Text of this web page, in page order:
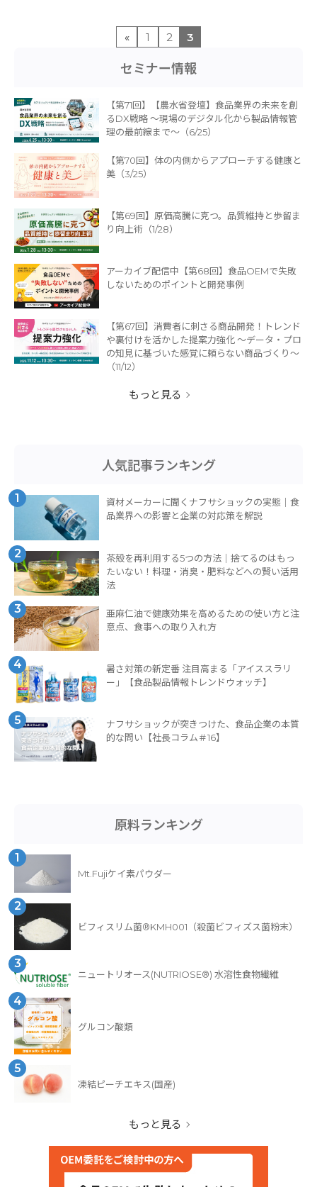
« 1 2 3
セミナー情報
【第71回】【農水省登壇】食品業界の未来を創
るDX戦略 〜現場のデジタル化から製品情報管
理の最前線まで〜（6/25）
【第70回】体の内側からアプローチする健康と
美（3/25）
【第69回】原価高騰に克つ。品質維持と歩留ま
り向上術（1/28）
アーカイブ配信中【第68回】食品OEMで失敗
しないためのポイントと開発事例
【第67回】消費者に刺さる商品開発！トレンド
や裏付けを活かした提案力強化 ～データ・プロ
の知見に基づいた感覚に頼らない商品づくり～
（11/12）
もっと見る
人気記事ランキング
1
資材メーカーに聞くナフサショックの実態｜食
品業界への影響と企業の対応策を解説
2
茶殻を再利用する5つの方法｜捨てるのはもっ
たいない！料理・消臭・肥料などへの賢い活用
法
3
亜麻仁油で健康効果を高めるための使い方と注
意点、食事への取り入れ方
4
暑さ対策の新定番 注目高まる「アイススラリ
ー」【食品製品情報トレンドウォッチ】
5
ナフサショックが突きつけた、食品企業の本質
的な問い【社長コラム＃16】
原料ランキング
1
Mt.Fujiケイ素パウダー
2
ビフィスリム菌®KMH001（殺菌ビフィズス菌粉末）
3
ニュートリオース(NUTRIOSE®) 水溶性食物繊維
4
グルコン酸類
5
凍結ピーチエキス(国産)
もっと見る